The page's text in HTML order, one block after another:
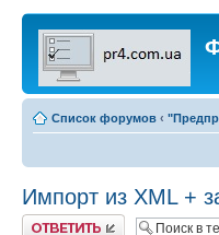
Список форумов ‹
Импорт из XML +
Ответить